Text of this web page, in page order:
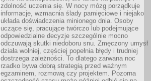
zdolność uczenia się. W nocy mózg porządkuje
informacje, wzmacnia ślady pamięciowe i niejako
układa doświadczenia minionego dnia. Osoby
uczące się, pracujące twórczo lub podejmujące
odpowiedzialne decyzje szczególnie mocno
odczuwają skutki niedoboru snu. Zmęczony umysł
działa wolniej, częściej popełnia błędy i trudniej
dostrzega zależności. To dlatego zarwana noc
rzadko bywa dobrą strategią przed ważnym
egzaminem, rozmową czy projektem. Pozorna